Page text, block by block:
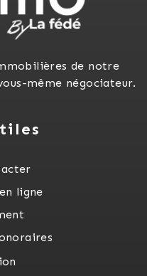
de notre
même négociateur.
ligne